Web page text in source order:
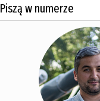
Piszą w numerze